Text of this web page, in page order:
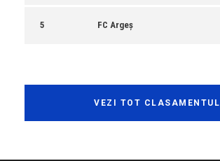
5 FC Argeș
VEZI TOT CLASAMENTUL